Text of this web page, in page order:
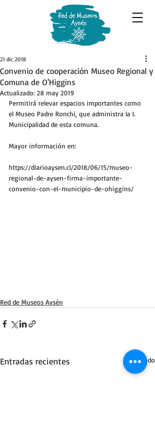
Convenio de cooperación Museo Regional y
Comuna de O'Higgins
21 dic 2018
Actualizado: 28 may 2019
Permitirá relevar espacios importantes como
el Museo Padre Ronchi, que administra la I.
Municipalidad de esta comuna.
Mayor información en:
https://diarioaysen.cl/2018/06/15/museo-
regional-de-aysen-firma-importante-
convenio-con-el-municipio-de-ohiggins/
Red de Museos Aysén
Entradas recientes Ver todo